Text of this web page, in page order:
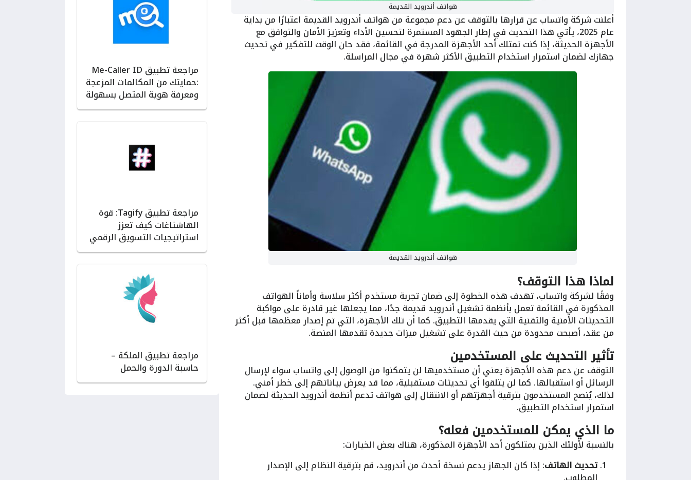
مراجعة تطبيق Me-Caller ID
:حمايتك من المكالمات المزعجة
ومعرفة هوية المتصل بسهولة
مراجعة تطبيق Tagify: قوة
الهاشتاغات كيف تعزز
استراتيجيات التسويق الرقمي
مراجعة تطبيق الملكة –
حاسبة الدورة والحمل
هواتف أندرويد القديمة
أعلنت شركة واتساب عن قرارها بالتوقف عن دعم مجموعة من هواتف أندرويد القديمة اعتبارًا من بداية
عام 2025، يأتي هذا التحديث في إطار الجهود المستمرة لتحسين الأداء وتعزيز الأمان والتوافق مع
الأجهزة الحديثة، إذا كنت تمتلك أحد الأجهزة المدرجة في القائمة، فقد حان الوقت للتفكير في تحديث
جهازك لضمان استمرار استخدام التطبيق الأكثر شهرة في مجال المراسلة.
هواتف أندرويد القديمة
لماذا هذا التوقف؟
وفقًا لشركة واتساب، تهدف هذه الخطوة إلى ضمان تجربة مستخدم أكثر سلاسة وأماناً الهواتف
المذكورة في القائمة تعمل بأنظمة تشغيل أندرويد قديمة جدًا، مما يجعلها غير قادرة على مواكبة
التحديثات الأمنية والتقنية التي يقدمها التطبيق. كما أن تلك الأجهزة، التي تم إصدار معظمها قبل أكثر
من عقد، أصبحت محدودة من حيث القدرة على تشغيل ميزات جديدة تقدمها المنصة.
تأثير التحديث على المستخدمين
التوقف عن دعم هذه الأجهزة يعني أن مستخدميها لن يتمكنوا من الوصول إلى واتساب سواء لإرسال
الرسائل أو استقبالها. كما لن يتلقوا أي تحديثات مستقبلية، مما قد يعرض بياناتهم إلى خطر أمني.
لذلك، يُنصح المستخدمون بترقية أجهزتهم أو الانتقال إلى هواتف تدعم أنظمة أندرويد الحديثة لضمان
استمرار استخدام التطبيق.
ما الذي يمكن للمستخدمين فعله؟
بالنسبة لأولئك الذين يمتلكون أحد الأجهزة المذكورة، هناك بعض الخيارات:
تحديث الهاتف: إذا كان الجهاز يدعم نسخة أحدث من أندرويد، قم بترقية النظام إلى الإصدار